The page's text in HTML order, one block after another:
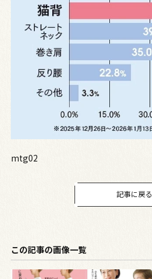
mtg02
記事に戻る
この記事の画像一覧